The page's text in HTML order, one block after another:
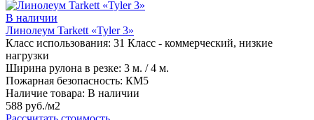
В наличии
Линолеум Tarkett «Tyler 3»
Класс использования: 31 Класс - коммерческий, низкие
нагрузки
Ширина рулона в резке: 3 м. / 4 м.
Пожарная безопасность: КМ5
Наличие товара: В наличии
588 руб./м2